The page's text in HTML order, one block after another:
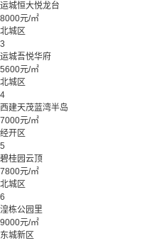
运城恒大悦龙台
8000元/㎡
北城区
3
运城吾悦华府
5600元/㎡
北城区
4
西建天茂蓝湾半岛
7000元/㎡
经开区
5
碧桂园云顶
7800元/㎡
北城区
6
湟栋公园里
9000元/㎡
东城新区